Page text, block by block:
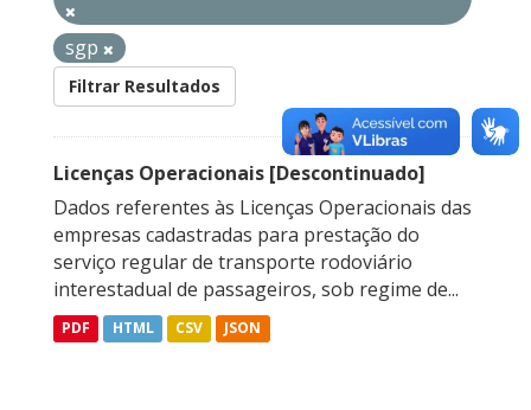
sgp
Filtrar Resultados
Licenças Operacionais [Descontinuado]
Dados referentes às Licenças Operacionais das
empresas cadastradas para prestação do
serviço regular de transporte rodoviário
interestadual de passageiros, sob regime de...
PDF HTML CSV JSON